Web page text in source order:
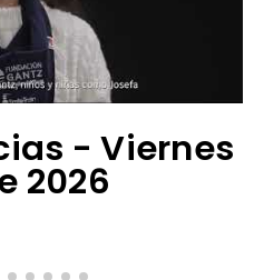
- Viernes
2026